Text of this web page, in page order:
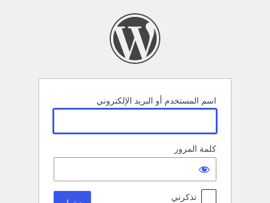
اسم المستخدم أو البريد الإلكتروني
كلمة المرور
تذكرني